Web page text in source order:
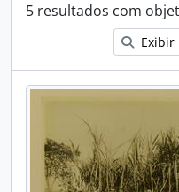
5 resultados com
Exibir